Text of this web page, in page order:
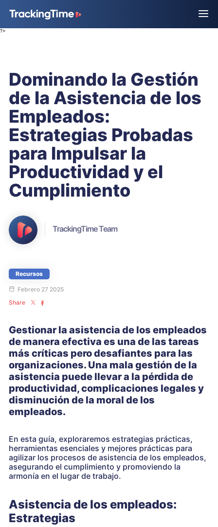
?>
Dominando la Gestión
de la Asistencia de los
Empleados:
Estrategias Probadas
para Impulsar la
Productividad y el
Cumplimiento
TrackingTime Team
Recursos
Febrero 27 2025
Share
Gestionar la asistencia de los empleados
de manera efectiva es una de las tareas
más críticas pero desafiantes para las
organizaciones. Una mala gestión de la
asistencia puede llevar a la pérdida de
productividad, complicaciones legales y
disminución de la moral de los
empleados.
En esta guía, exploraremos estrategias prácticas,
herramientas esenciales y mejores prácticas para
agilizar los procesos de asistencia de los empleados,
asegurando el cumplimiento y promoviendo la
armonía en el lugar de trabajo.
Asistencia de los empleados:
Estrategias